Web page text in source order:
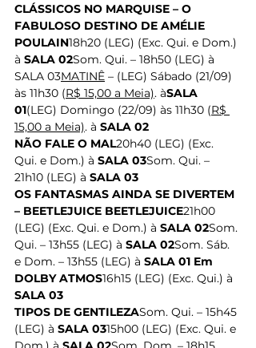
CLÁSSICOS NO MARQUISE – O
FABULOSO DESTINO DE AMÉLIE
POULAIN18h20 (LEG) (Exc. Qui. e Dom.)
à SALA 02Som. Qui. – 18h50 (LEG) à
SALA 03MATINÊ – (LEG) Sábado (21/09)
às 11h30 (R$ 15,00 a Meia). àSALA
01(LEG) Domingo (22/09) às 11h30 (R$
15,00 a Meia). à SALA 02
NÃO FALE O MAL20h40 (LEG) (Exc.
Qui. e Dom.) à SALA 03Som. Qui. –
21h10 (LEG) à SALA 03
OS FANTASMAS AINDA SE DIVERTEM
– BEETLEJUICE BEETLEJUICE21h00
(LEG) (Exc. Qui. e Dom.) à SALA 02Som.
Qui. – 13h55 (LEG) à SALA 02Som. Sáb.
e Dom. – 13h55 (LEG) à SALA 01 Em
DOLBY ATMOS16h15 (LEG) (Exc. Qui.) à
SALA 03
TIPOS DE GENTILEZASom. Qui. – 15h45
(LEG) à SALA 0315h00 (LEG) (Exc. Qui. e